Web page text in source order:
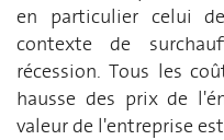
en particulier celui
contexte de
récession. Tous les
hausse des prix de
valeur de l'entreprise